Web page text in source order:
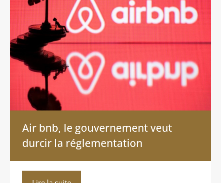
Air bnb, le gouvernement veut
durcir la réglementation